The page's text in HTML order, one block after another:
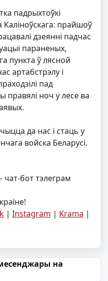
падрыхтоўкі
прайшоў
дзеянні падчас
параненых,
пункта ў лясной
артабстрэлу і
пад
правялі ноч у лесе ва
да нас і стаць у
войска Беларусі.
чат-бот тэлеграм
| Instagram | Krama |
месенджары на